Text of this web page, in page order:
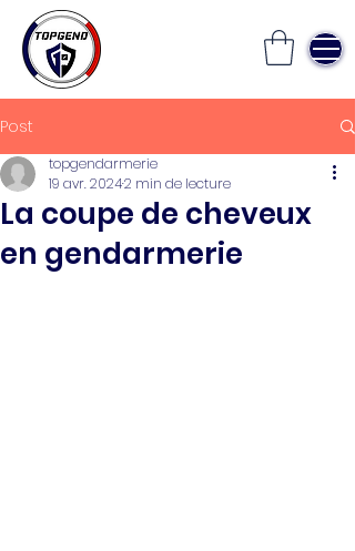
Post
La coupe de cheveux
en gendarmerie
topgendarmerie
19 avr. 20242 min de lecture